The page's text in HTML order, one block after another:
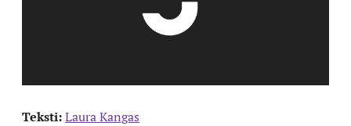
Teksti:Laura Kangas